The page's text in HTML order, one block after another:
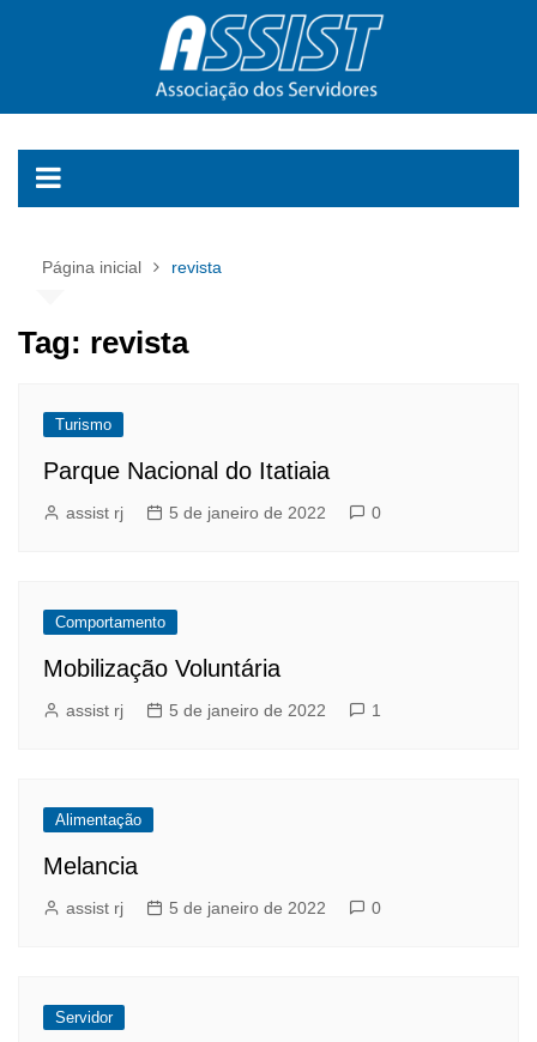
Página inicial revista
Tag: revista
Turismo
Parque Nacional do Itatiaia
assist rj 5 de janeiro de 2022 0
Comportamento
Mobilização Voluntária
assist rj 5 de janeiro de 2022 1
Alimentação
Melancia
assist rj 5 de janeiro de 2022 0
Servidor